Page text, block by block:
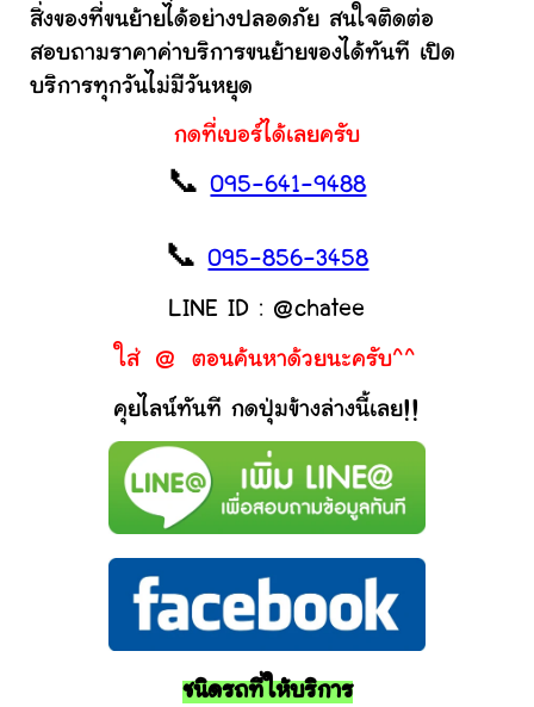
สิ่งของที่ขนย้ายได้อย่างปลอดภัย สนใจติดต่อ
สอบถามราคาค่าบริการขนย้ายของได้ทันที เปิด
บริการทุกวันไม่มีวันหยุด
กดที่เบอร์ได้เลยครับ
📞095-641-9488
📞095-856-3458
LINE ID : @chatee
ใส่ @ ตอนค้นหาด้วยนะครับ^^
คุยไลน์ทันที กดปุ่มข้างล่างนี้เลย!!
ชนิดรถที่ให้บริการ